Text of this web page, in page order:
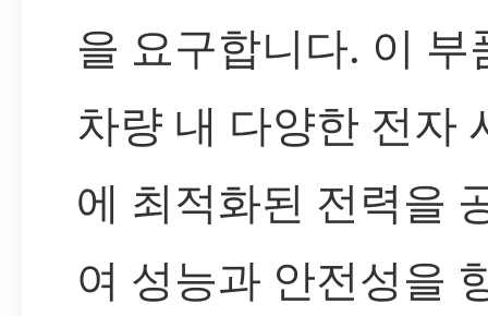
을 요구합니다. 이 부
차량 내 다양한 전자
에 최적화된 전력을
여 성능과 안전성을